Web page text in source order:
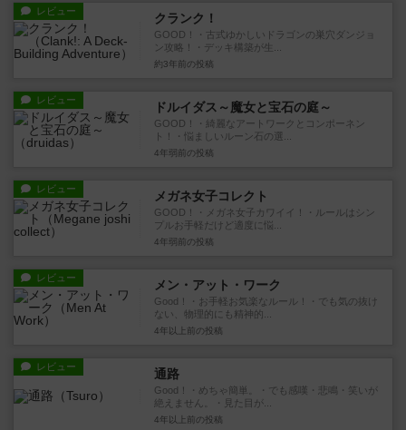
レビュー クランク！
GOOD！・古式ゆかしいドラゴンの巣穴ダンジョ
ン攻略！・デッキ構築が生...
約3年前 の投稿
レビュー ドルイダス～魔女と宝石の庭～
GOOD！・綺麗なアートワークとコンポーネン
ト！・悩ましいルーン石の選...
4年弱前 の投稿
レビュー メガネ女子コレクト
GOOD！・メガネ女子カワイイ！・ルールはシン
プルお手軽だけど適度に悩...
4年弱前 の投稿
レビュー メン・アット・ワーク
Good！・お手軽お気楽なルール！・でも気の抜け
ない、物理的にも精神的...
4年以上前 の投稿
レビュー 通路
Good！・めちゃ簡単。・でも感嘆・悲鳴・笑いが
絶えません。・見た目が...
4年以上前 の投稿